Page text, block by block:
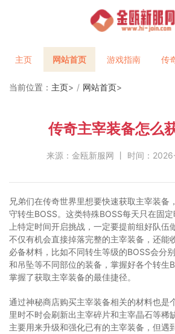
主页 网站首页 游戏指南 传
当前位置： 主页> 网站首页>
传奇主宰装备怎么
来源：金瓯新服网 丨 时间：
兄弟们在传奇世界里想要快速获取主宰装备
守转生BOSS。这类特殊BOSS每天只在固
上特定时间开启挑战，一定要提前组好队伍
不仅有机会直接掉落完整的主宰装备，还能
必备材料，比如不同转生等级的BOSS会分
和吊坠等不同部位的装备，掌握好各个转生
掌握了获取主宰装备的最佳捷径。
通过神秘商店购买主宰装备相关的材料也是
里时不时会刷新出主宰碎片和主宰晶石等稀
主要用来升级和强化已有的主宰装备，但遇